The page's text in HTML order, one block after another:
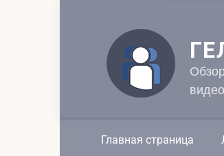
Главная страница